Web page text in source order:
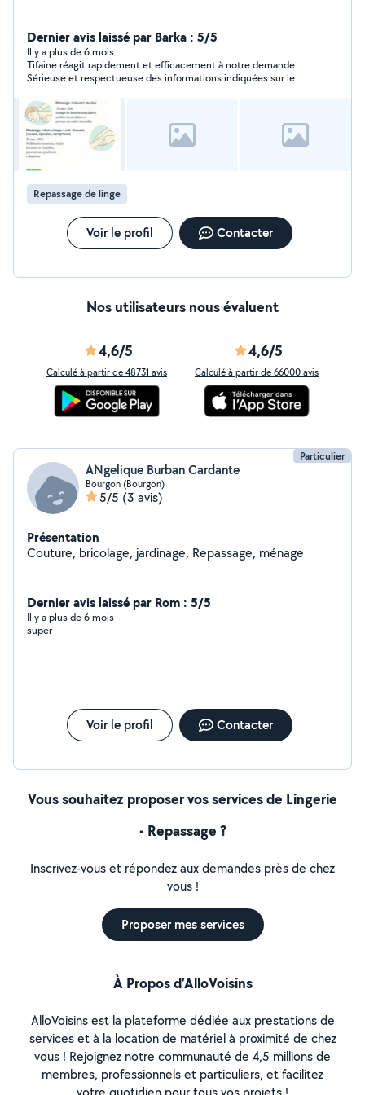
Dernier avis laissé par Barka : 5/5
Il y a plus de 6 mois
Tifaine réagit rapidement et efficacement à notre demande.
Sérieuse et respectueuse des informations indiquées sur le
Tifaine. Preuve que l'on peut être pro, efficace en travaillant
Repassage de linge
Voir le profil Contacter
Nos utilisateurs nous évaluent
4,6/5
Calculé à partir de 48731 avis
4,6/5
Calculé à partir de 66000 avis
Particulier
ANgelique Burban Cardante
Bourgon (Bourgon)
5/5 (3 avis)
Présentation
Couture, bricolage, jardinage, Repassage, ménage
Dernier avis laissé par Rom : 5/5
Il y a plus de 6 mois
super
Voir le profil Contacter
Vous souhaitez proposer vos services de Lingerie
- Repassage ?
Inscrivez-vous et répondez aux demandes près de chez
vous !
Proposer mes services
À Propos d’AlloVoisins
AlloVoisins est la plateforme dédiée aux prestations de
services et à la location de matériel à proximité de chez
vous ! Rejoignez notre communauté de 4,5 millions de
membres, professionnels et particuliers, et facilitez